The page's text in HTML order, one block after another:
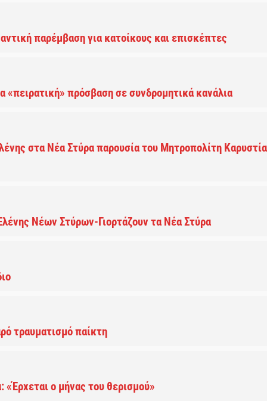
παρέμβαση για κατοίκους και επισκέπτες
πρόσβαση σε συνδρομητικά κανάλια
στα Νέα Στύρα παρουσία του Μητροπολίτη
Νέων Στύρων-Γιορτάζουν τα Νέα Στύρα
τραυματισμό παίκτη
«Έρχεται ο μήνας του θερισμού»